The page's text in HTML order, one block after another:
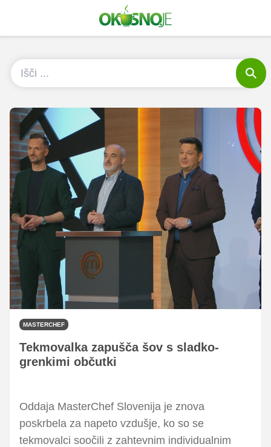
MASTERCHEF
Tekmovalka zapušča šov s sladko-
grenkimi občutki
Oddaja MasterChef Slovenija je znova
poskrbela za napeto vzdušje, ko so se
tekmovalci soočili z zahtevnim individualnim